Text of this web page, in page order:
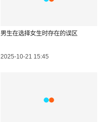
男生在选择女生时存在的误区
2025-10-21 15:45